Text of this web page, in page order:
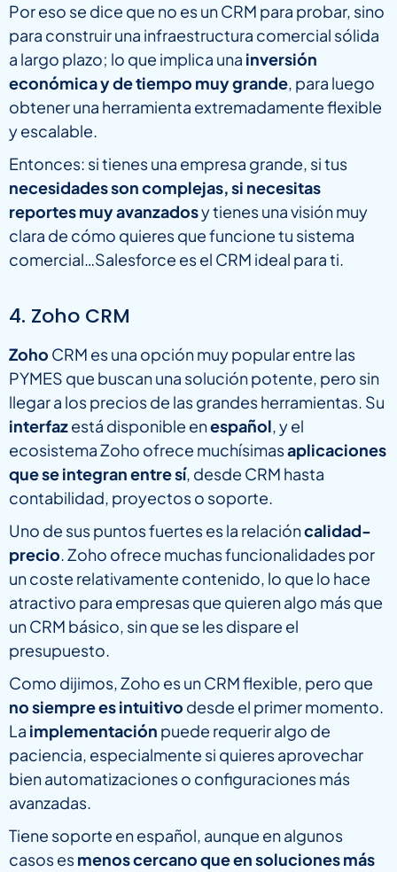
Por eso se dice que no es un CRM para probar, sino
para construir una infraestructura comercial sólida
a largo plazo; lo que implica una inversión
económica y de tiempo muy grande, para luego
obtener una herramienta extremadamente flexible
y escalable.
Entonces: si tienes una empresa grande, si tus
necesidades son complejas, si necesitas
reportes muy avanzadosy tienes una visión muy
clara de cómo quieres que funcione tu sistema
comercial…Salesforce es el CRM ideal para ti.
4. Zoho CRM
Zoho CRM es una opción muy popular entre las
PYMES que buscan una solución potente, pero sin
llegar a los precios de las grandes herramientas. Su
interfazestá disponible enespañol, y el
ecosistema Zoho ofrece muchísimasaplicaciones
que se integran entre sí, desde CRM hasta
contabilidad, proyectos o soporte.
Uno de sus puntos fuertes es la relacióncalidad-
precio. Zoho ofrece muchas funcionalidades por
un coste relativamente contenido, lo que lo hace
atractivo para empresas que quieren algo más que
un CRM básico, sin que se les dispare el
presupuesto.
Como dijimos, Zoho es un CRM flexible, pero que
no siempre es intuitivo desde el primer momento.
La implementación puede requerir algo de
paciencia, especialmente si quieres aprovechar
bien automatizaciones o configuraciones más
avanzadas.
Tiene soporte en español, aunque en algunos
casos esmenos cercano que en soluciones más